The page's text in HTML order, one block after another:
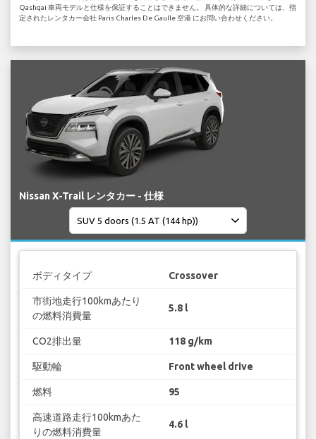
Qashqai 車両モデルと仕様を保証することはできません。 具体的な詳細については、指
定されたレンタカー会社 Paris Charles De Gaulle 空港 にお問い合わせください。
Nissan X-Trail レンタカー - 仕様
ボディタイプ Crossover
市街地走行100kmあたり
の燃料消費量
5.8 l
CO2排出量 118 g/km
駆動輪 Front wheel drive
燃料 95
高速道路走行100kmあた
りの燃料消費量
4.6 l